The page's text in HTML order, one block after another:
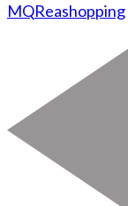
MQReashopping